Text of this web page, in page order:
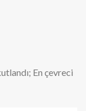
En çevreci